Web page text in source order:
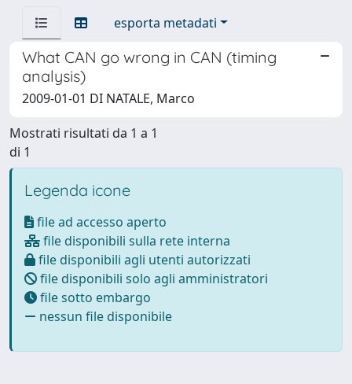
esporta metadati
What CAN go wrong in CAN (timing
analysis)
2009-01-01 DI NATALE, Marco
Mostrati risultati da 1 a 1
di 1
Legenda icone
file ad accesso aperto
file disponibili sulla rete interna
file disponibili agli utenti autorizzati
file disponibili solo agli amministratori
file sotto embargo
nessun file disponibile